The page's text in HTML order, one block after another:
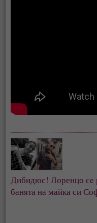
Дибидюс! Лоренцо сe
банята на майка си